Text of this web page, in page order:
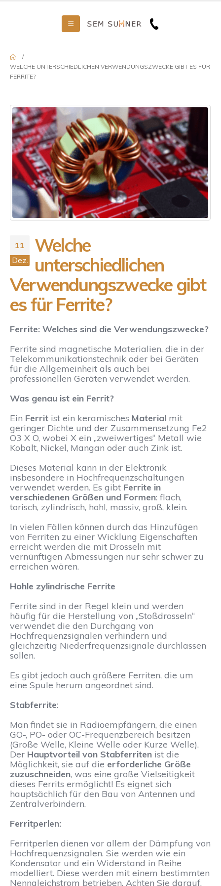
WELCHE UNTERSCHIEDLICHEN VERWENDUNGSZWECKE GIBT ES FÜR
FERRITE?
11
Dez.
Welche
unterschiedlichen
Verwendungszwecke gibt
es für Ferrite?
Ferrite: Welches sind die Verwendungszwecke?
Ferrite sind magnetische Materialien, die in der
Telekommunikationstechnik oder bei Geräten
für die Allgemeinheit als auch bei
professionellen Geräten verwendet werden.
Was genau ist ein Ferrit?
Ein Ferrit ist ein keramisches Material mit
geringer Dichte und der Zusammensetzung Fe2
O3 X O, wobei X ein „zweiwertiges“ Metall wie
Kobalt, Nickel, Mangan oder auch Zink ist.
Dieses Material kann in der Elektronik
insbesondere in Hochfrequenzschaltungen
verwendet werden. Es gibt Ferrite in
verschiedenen Größen und Formen: flach,
torisch, zylindrisch, hohl, massiv, groß, klein.
In vielen Fällen können durch das Hinzufügen
von Ferriten zu einer Wicklung Eigenschaften
erreicht werden die mit Drosseln mit
vernünftigen Abmessungen nur sehr schwer zu
erreichen wären.
Hohle zylindrische Ferrite
Ferrite sind in der Regel klein und werden
häufig für die Herstellung von „Stoßdrosseln“
verwendet die den Durchgang von
Hochfrequenzsignalen verhindern und
gleichzeitig Niederfrequenzsignale durchlassen
sollen.
Es gibt jedoch auch größere Ferriten, die um
eine Spule herum angeordnet sind.
Stabferrite:
Man findet sie in Radioempfängern, die einen
GO-, PO- oder OC-Frequenzbereich besitzen
(Große Welle, Kleine Welle oder Kurze Welle).
Der Hauptvorteil von Stabferriten ist die
Möglichkeit, sie auf die erforderliche Größe
zuzuschneiden, was eine große Vielseitigkeit
dieses Ferrits ermöglicht! Es eignet sich
hauptsächlich für den Bau von Antennen und
Zentralverbindern.
Ferritperlen:
Ferritperlen dienen vor allem der Dämpfung von
Hochfrequenzsignalen. Sie werden wie ein
Kondensator und ein Widerstand in Reihe
modelliert. Diese werden mit einem bestimmten
Nenngleichstrom betrieben. Achten Sie darauf,